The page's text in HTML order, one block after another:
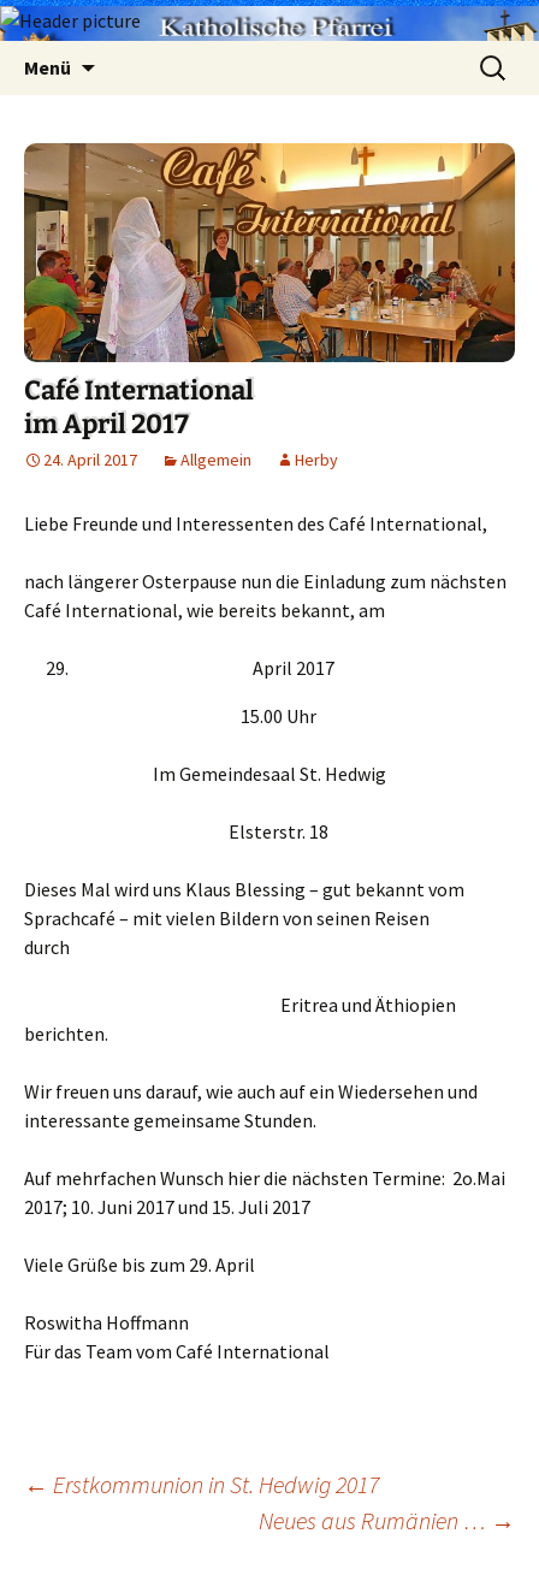
Menü
Suchen
nach:
Café International
im April 2017
24. April 2017 Allgemein Herby
Liebe Freunde und Interessenten des Café International,
nach längerer Osterpause nun die Einladung zum nächsten
Café International, wie bereits bekannt, am
April 2017
15.00 Uhr
Im Gemeindesaal St. Hedwig
Elsterstr. 18
Dieses Mal wird uns Klaus Blessing – gut bekannt vom
Sprachcafé – mit vielen Bildern von seinen Reisen
durch
Eritrea und Äthiopien
berichten.
Wir freuen uns darauf, wie auch auf ein Wiedersehen und
interessante gemeinsame Stunden.
Auf mehrfachen Wunsch hier die nächsten Termine: 2o.Mai
2017; 10. Juni 2017 und 15. Juli 2017
Viele Grüße bis zum 29. April
Roswitha Hoffmann
Für das Team vom Café International
Beitragsnavigation
← Erstkommunion in St. Hedwig 2017
Neues aus Rumänien … →